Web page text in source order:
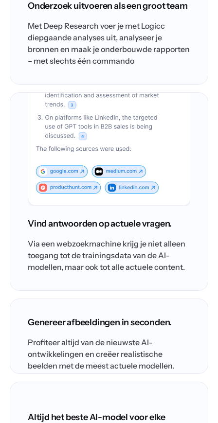
Onderzoek uitvoeren als een groot team
Met Deep Research voer je met Logicc
diepgaande analyses uit, analyseer je
bronnen en maak je onderbouwde rapporten
– met slechts één commando
Vind antwoorden op actuele vragen.
Via een webzoekmachine krijg je niet alleen
toegang tot de trainingsdata van de AI-
modellen, maar ook tot alle actuele content.
Genereer afbeeldingen in seconden.
Profiteer altijd van de nieuwste AI-
ontwikkelingen en creëer realistische
beelden met de meest actuele modellen.
Altijd het beste AI-model voor elke